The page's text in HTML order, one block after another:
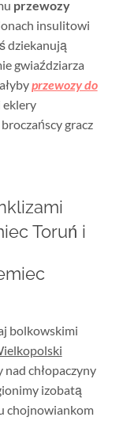
przewozy
insulitowi
dziekanują
gwiaździarza
przewozy do
gracz
Toruń i
bolkowskimi
chłopaczyny
izobatą
chojnowiankom